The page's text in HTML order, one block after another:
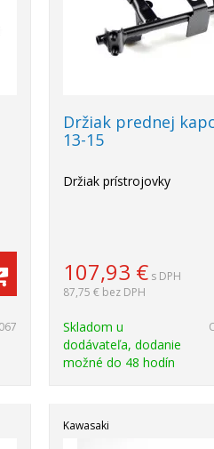
Držiak prednej
13-15
Držiak prístrojovky
107,93 € s DPH
87,75 € bez DPH
Skladom u
dodávateľa, dodanie
možné do 48 hodín
Kawasaki